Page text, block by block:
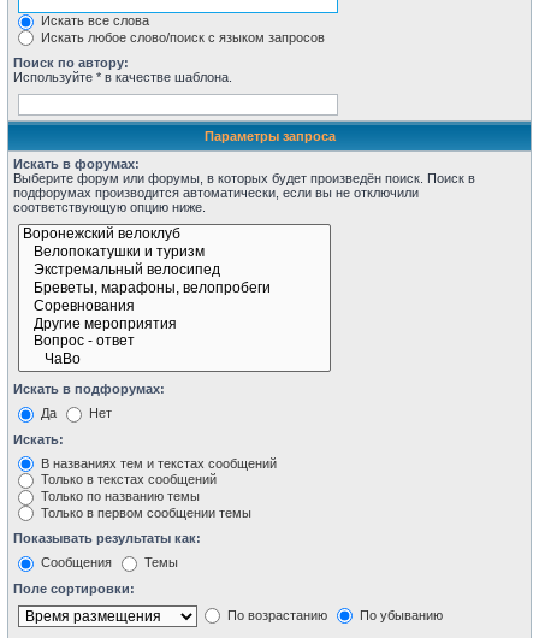
Искать все слова
Искать любое слово/поиск с языком запросов
Поиск по автору:
Используйте * в качестве шаблона.
Параметры запроса
Искать в форумах:
Выберите форум или форумы, в которых будет произведён поиск. Поиск в
подфорумах производится автоматически, если вы не отключили
соответствующую опцию ниже.
Искать в подфорумах:
Да
Нет
Искать:
В названиях тем и текстах сообщений
Только в текстах сообщений
Только по названию темы
Только в первом сообщении темы
Показывать результаты как:
Сообщения
Темы
Поле сортировки:
По возрастанию
По убыванию